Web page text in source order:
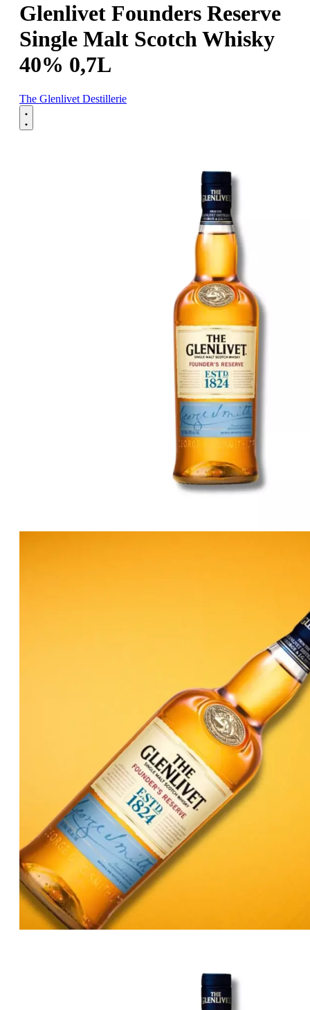
Glenlivet Founders Reserve
Single Malt Scotch Whisky
40% 0,7L
The Glenlivet Destillerie